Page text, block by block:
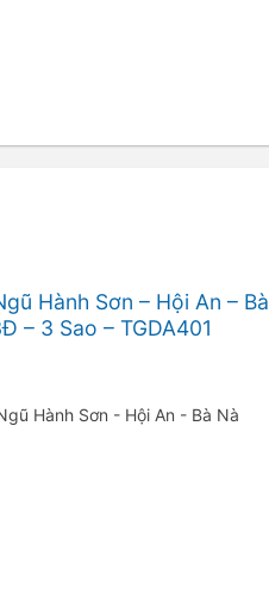
Hành Sơn – Hội An – Bà
– 3 Sao – TGDA401
Hành Sơn - Hội An - Bà Nà